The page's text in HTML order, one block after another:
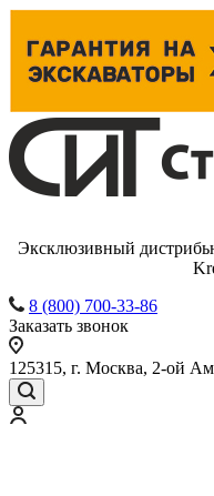
Эксклюзивный
8 (800) 700-33-86
Заказать звонок
125315, г. Москва, 2-ой